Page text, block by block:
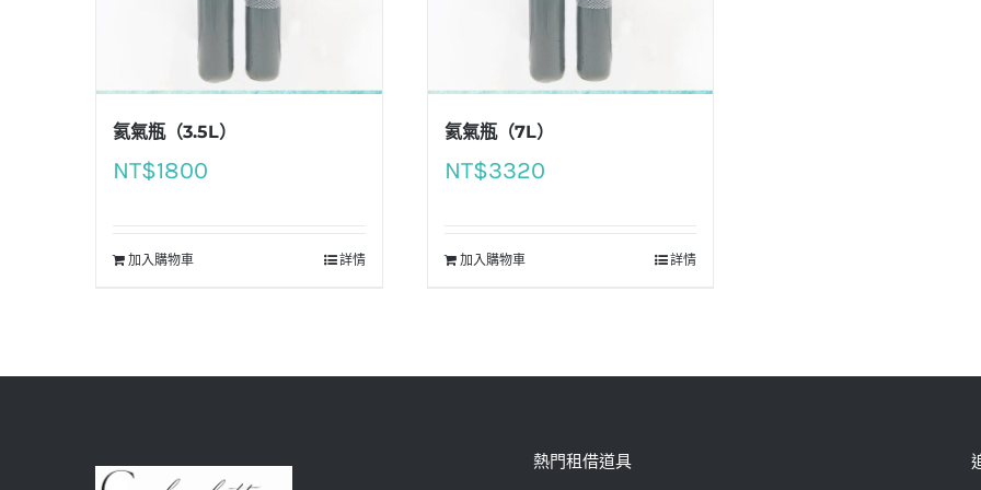
氦氣瓶（3.5L）
NT$1800
加入購物車 詳情
氦氣瓶（7L）
NT$3320
加入購物車 詳情
熱門租借道具